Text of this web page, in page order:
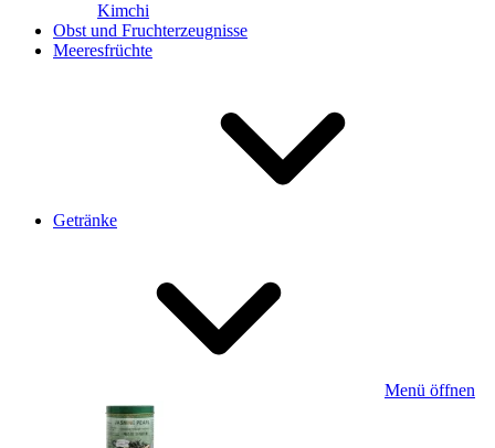
Kimchi
Obst und Fruchterzeugnisse
Meeresfrüchte
Getränke
Menü öffnen